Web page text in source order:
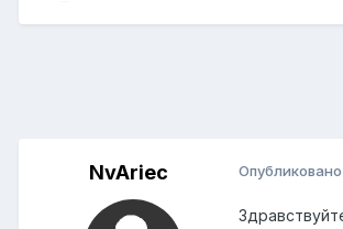
NvAriec Опубликовано